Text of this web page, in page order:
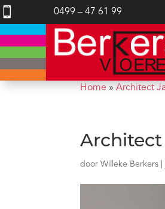
 0499 – 47 61 99
Home »Architect
doorWilleke Berkers